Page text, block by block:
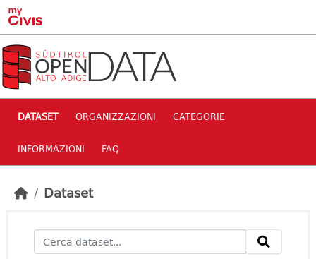
Skip to main content
DATASET ORGANIZZAZIONI CATEGORIE
INFORMAZIONI FAQ
Dataset